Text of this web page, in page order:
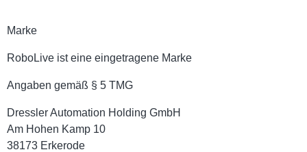
Marke
RoboLive ist eine eingetragene Marke
Angaben gemäß § 5 TMG
Dressler Automation Holding GmbH
Am Hohen Kamp 10
38173 Erkerode